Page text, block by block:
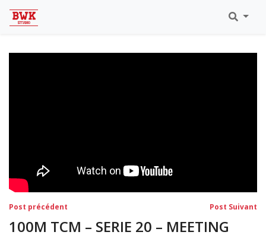
Eaubonne 2019
Navigation
de
Post précédent Post Suivant
100M TCM – SERIE 20 – MEETING